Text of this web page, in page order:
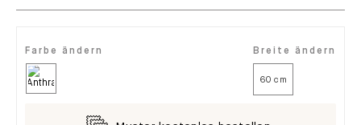
Farbe ändern Breite ändern
60 cm